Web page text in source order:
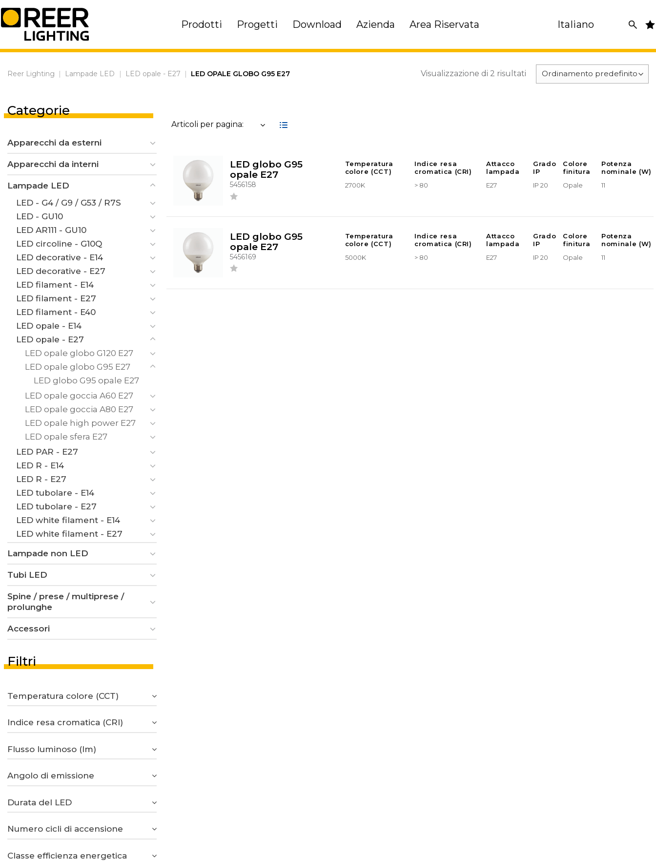
Skip
to
content
Prodotti Progetti Download Azienda Area Riservata Italiano
Reer Lighting Lampade LED LED opale - E27 LED OPALE GLOBO G95 E27 Visualizzazione di 2 risultati
Categorie
Apparecchi da esterni
Apparecchi da interni
Lampade LED
LED - G4 / G9 / G53 / R7S
LED - GU10
LED AR111 - GU10
LED circoline - G10Q
LED decorative - E14
LED decorative - E27
LED filament - E14
LED filament - E27
LED filament - E40
LED opale - E14
LED opale - E27
LED opale globo G120 E27
LED opale globo G95 E27
LED globo G95 opale E27
LED opale goccia A60 E27
LED opale goccia A80 E27
LED opale high power E27
LED opale sfera E27
LED PAR - E27
LED R - E14
LED R - E27
LED tubolare - E14
LED tubolare - E27
LED white filament - E14
LED white filament - E27
Lampade non LED
Tubi LED
Spine / prese / multiprese /
prolunghe
Accessori
Filtri
Temperatura colore (CCT)
Indice resa cromatica (CRI)
Flusso luminoso (lm)
Angolo di emissione
Durata del LED
Numero cicli di accensione
Classe efficienza energetica
Articoli per pagina:
LED globo G95
opale E27
5456158
Temperatura
colore (CCT)
Indice resa
cromatica (CRI)
Attacco
lampada
Grado
IP
Colore
finitura
Potenza
nominale (W)
2700K
> 80 E27 IP 20 Opale 11
LED globo G95
opale E27
5456169
Temperatura
colore (CCT)
Indice resa
cromatica (CRI)
Attacco
lampada
Grado
IP
Colore
finitura
Potenza
nominale (W)
5000K
> 80 E27 IP 20 Opale 11